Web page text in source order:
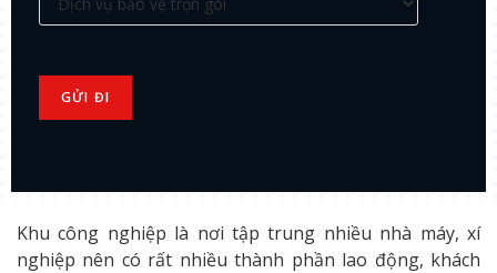
Khu công nghiệp là nơi tập trung nhiều nhà máy, xí
nghiệp nên có rất nhiều thành phần lao động, khách